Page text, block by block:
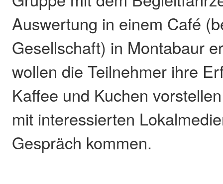
Auswertung in einem Café
Gesellschaft) in Montabaur
wollen die Teilnehmer ihre
Kaffee und Kuchen
mit interessierten
Gespräch kommen.